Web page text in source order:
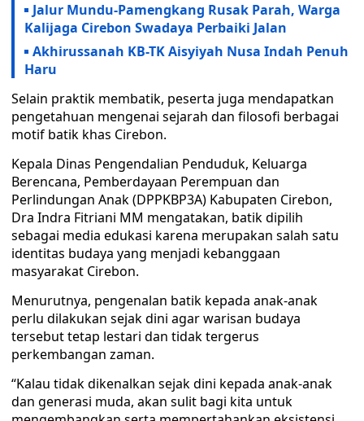
Jalur Mundu-Pamengkang Rusak Parah, Warga
Kalijaga Cirebon Swadaya Perbaiki Jalan
Akhirussanah KB-TK Aisyiyah Nusa Indah Penuh
Haru
Selain praktik membatik, peserta juga mendapatkan
pengetahuan mengenai sejarah dan filosofi berbagai
motif batik khas Cirebon.
Kepala Dinas Pengendalian Penduduk, Keluarga
Berencana, Pemberdayaan Perempuan dan
Perlindungan Anak (DPPKBP3A) Kabupaten Cirebon,
Dra Indra Fitriani MM mengatakan, batik dipilih
sebagai media edukasi karena merupakan salah satu
identitas budaya yang menjadi kebanggaan
masyarakat Cirebon.
Menurutnya, pengenalan batik kepada anak-anak
perlu dilakukan sejak dini agar warisan budaya
tersebut tetap lestari dan tidak tergerus
perkembangan zaman.
“Kalau tidak dikenalkan sejak dini kepada anak-anak
dan generasi muda, akan sulit bagi kita untuk